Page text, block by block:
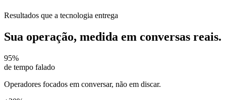
Resultados que a tecnologia entrega
Sua operação, medida em conversas reais.
95%
de tempo falado
Operadores focados em conversar, não em discar.